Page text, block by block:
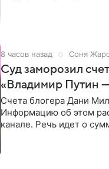
8 часов назад Соня
Суд заморозил
«Владимир Путин
Счета блогера Дани
Информацию об этом
канале. Речь идет о